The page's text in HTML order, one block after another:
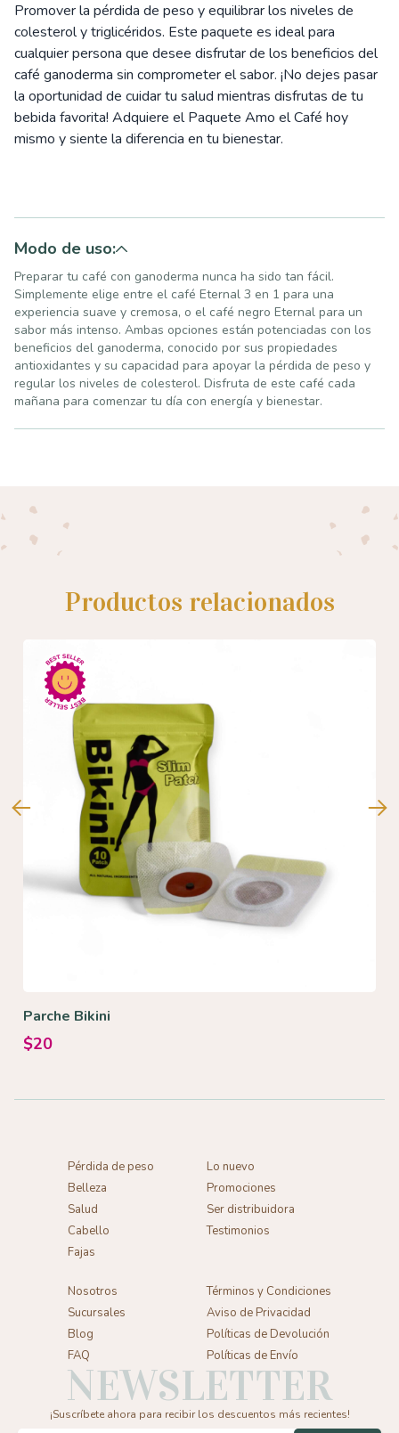
Promover la pérdida de peso y equilibrar los niveles de
colesterol y triglicéridos. Este paquete es ideal para
cualquier persona que desee disfrutar de los beneficios del
café ganoderma sin comprometer el sabor. ¡No dejes pasar
la oportunidad de cuidar tu salud mientras disfrutas de tu
bebida favorita! Adquiere el Paquete Amo el Café hoy
mismo y siente la diferencia en tu bienestar.
Modo de uso:
Preparar tu café con ganoderma nunca ha sido tan fácil.
Simplemente elige entre el café Eternal 3 en 1 para una
experiencia suave y cremosa, o el café negro Eternal para un
sabor más intenso. Ambas opciones están potenciadas con los
beneficios del ganoderma, conocido por sus propiedades
antioxidantes y su capacidad para apoyar la pérdida de peso y
regular los niveles de colesterol. Disfruta de este café cada
mañana para comenzar tu día con energía y bienestar.
Productos relacionados
Parche Bikini
$20
Pérdida de peso
Belleza
Salud
Cabello
Fajas
Lo nuevo
Promociones
Ser distribuidora
Testimonios
Nosotros
Sucursales
Blog
FAQ
Términos y Condiciones
Aviso de Privacidad
Políticas de Devolución
Políticas de Envío
NEWSLETTER
¡Suscríbete ahora para recibir los descuentos más recientes!